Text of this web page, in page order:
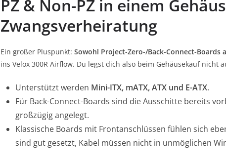
PZ & Non-PZ in einem
Zwangsverheiratung
Ein großer Pluspunkt: Sowohl Project-Zero-/Back-Connect-Boards
ins Velox 300R Airflow. Du legst dich also beim Gehäusekauf nicht
Unterstützt werden Mini-ITX, mATX, ATX und E-ATX.
Für Back-Connect-Boards sind die Ausschitte bereits
großzügig angelegt.
Klassische Boards mit Frontanschlüssen fühlen sich
sind gut gesetzt, Kabel müssen nicht in unmöglichen